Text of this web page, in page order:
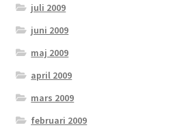
juli 2009
juni 2009
maj 2009
april 2009
mars 2009
februari 2009